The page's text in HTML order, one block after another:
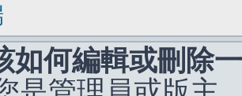
如何編輯或刪除